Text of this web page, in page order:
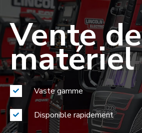
Ventede
matériel
Vaste gamme
Disponible rapidement